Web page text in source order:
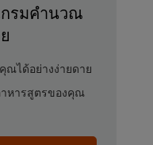
กรมคำนวณ
ได้อย่างง่ายดาย
หารสูตรของคุณ